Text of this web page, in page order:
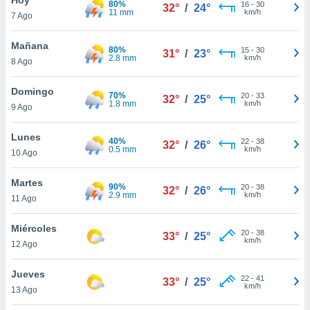
y
en
más
de
7 Ago
80%
11 mm
32° / 24° 16- 30
km/h
Mañana
8 Ago
80%
2.8 mm
31° / 23° 15- 30
km/h
Domingo
9 Ago
70%
1.8 mm
32° / 25° 20- 33
km/h
Lunes
10 Ago
40%
0.5 mm
32° / 26° 22- 38
km/h
Martes
11 Ago
90%
2.9 mm
32° / 26° 20- 38
km/h
Miércoles
12 Ago
33° / 25° 20- 38
km/h
Jueves
13 Ago
33° / 25° 22- 41
km/h